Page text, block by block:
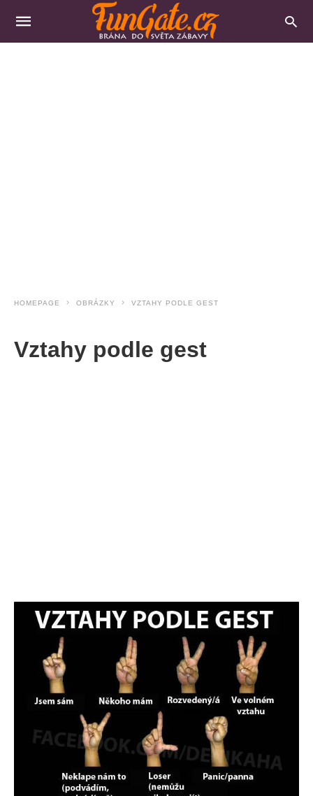
HOMEPAGE OBRÁZKY VZTAHY PODLE GEST
Vztahy podle gest